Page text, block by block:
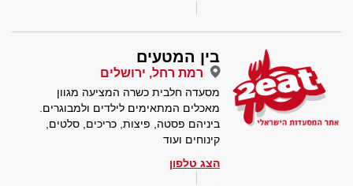
בין המטעים
רמת רחל, ירושלים
מסעדה חלבית כשרה המציעה מגוון
מאכלים המתאימים לילדים ולמבוגרים.
ביניהם פסטה, פיצות, כריכים, סלטים,
קינוחים ועוד
הצג טלפון